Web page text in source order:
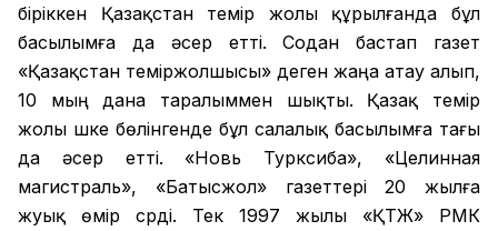
біріккен Қазақстан темір жолы құрылғанда бұл
басылымға да әсер етті. Содан бастап газет
«Қазақстан теміржолшысы» деген жаңа атау алып,
10 мың дана таралыммен шықты. Қазақ темір
жолы үшке бөлінгенде бұл салалық басылымға тағы
да әсер етті. «Новь Турксиба», «Целинная
магистраль», «Батысжол» газеттері 20 жылға
жуық өмір сүрді. Тек 1997 жылы «ҚТЖ» РМК